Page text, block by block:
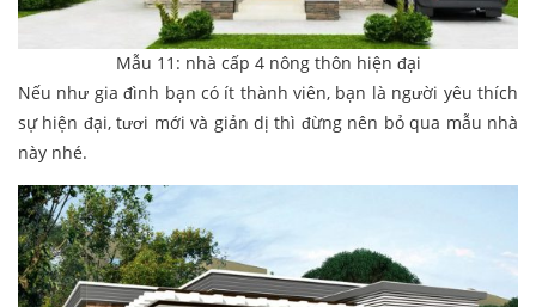
Mẫu 11: nhà cấp 4 nông thôn hiện đại
Nếu như gia đình bạn có ít thành viên, bạn là người yêu thích
sự hiện đại, tươi mới và giản dị thì đừng nên bỏ qua mẫu nhà
này nhé.